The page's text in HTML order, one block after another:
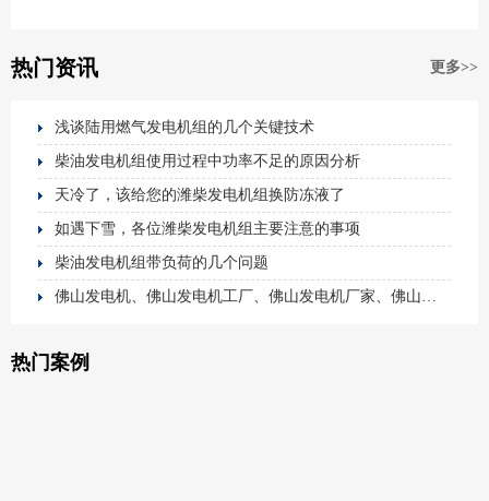
热门资讯 更多>>
浅谈陆用燃气发电机组的几个关键技术
柴油发电机组使用过程中功率不足的原因分析
天冷了，该给您的潍柴发电机组换防冻液了
如遇下雪，各位潍柴发电机组主要注意的事项
柴油发电机组带负荷的几个问题
佛山发电机、佛山发电机工厂、佛山发电机厂家、佛山静音发电机、发电机
热门案例